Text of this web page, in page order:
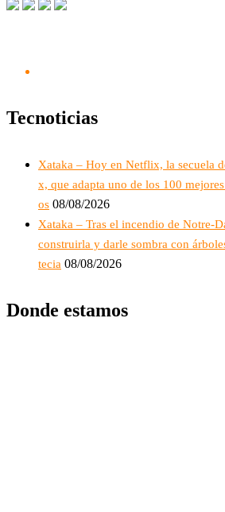
Tecnoticias
Xataka – Hoy en Netflix, la secuela
x, que adapta uno de los 100
os 08/08/2026
Xataka – Tras el incendio de Notre-
construirla y darle sombra con
tecia 08/08/2026
Donde estamos